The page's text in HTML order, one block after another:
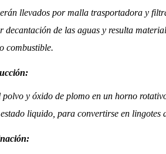
llevados por malla trasportadora y
decantación de las aguas y resulta
combustible.
y óxido de plomo en un horno
liquido, para convertirse en lingotes